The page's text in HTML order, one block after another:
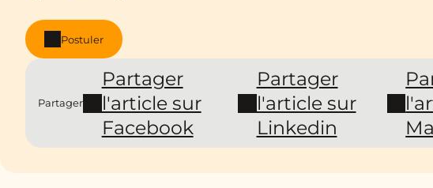
Postuler
Partager
Partager
l'article sur
Facebook
Partager
l'article sur
Linkedin